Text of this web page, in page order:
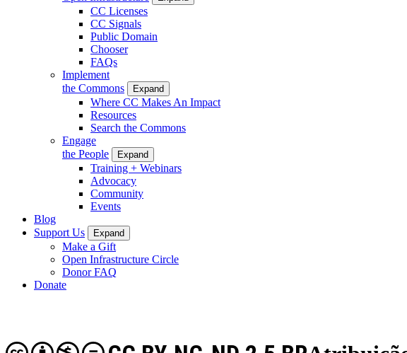
CC Licenses
CC Signals
Public Domain
Chooser
FAQs
Implement
the Commons
Expand
Where CC Makes An Impact
Resources
Search the Commons
Engage
the People
Expand
Training + Webinars
Advocacy
Community
Events
Blog
Support Us
Expand
Make a Gift
Open Infrastructure Circle
Donor FAQ
Donate